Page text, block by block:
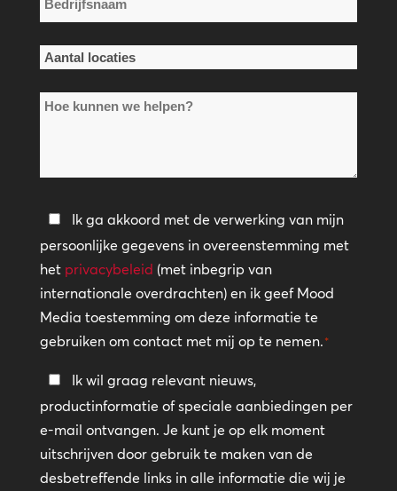
*
Aantal
*Hoe
helpen?
Privacybeleid
*
Ik ga akkoord met de verwerking van mijn
persoonlijke gegevens in overeenstemming met
het privacybeleid (met inbegrip van
internationale overdrachten) en ik geef Mood
Media toestemming om deze informatie te
gebruiken om contact met mij op te nemen.*
Blijf
in
contact
Ik wil graag relevant nieuws,
productinformatie of speciale aanbiedingen per
e-mail ontvangen. Je kunt je op elk moment
uitschrijven door gebruik te maken van de
desbetreffende links in alle informatie die wij je